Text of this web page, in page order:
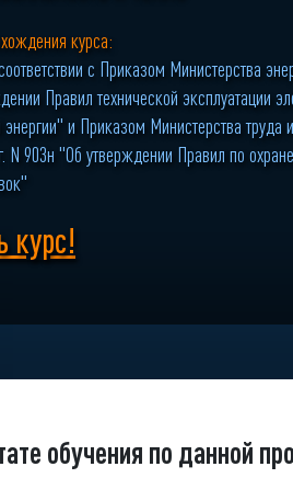
курса:
с Приказом Министерства
Правил технической эксплуатации
энергии" и Приказом Министерства
N 903н "Об утверждении Правил по
курс!
обучения по данной